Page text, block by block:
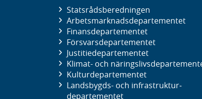
Statsrådsberedningen
Arbetsmarknads­departementet
Finans­departementet
Försvars­departementet
Justitie­departementet
Klimat- och
Kultur­departementet
Landsbygds- och infrastruktur­
departementet